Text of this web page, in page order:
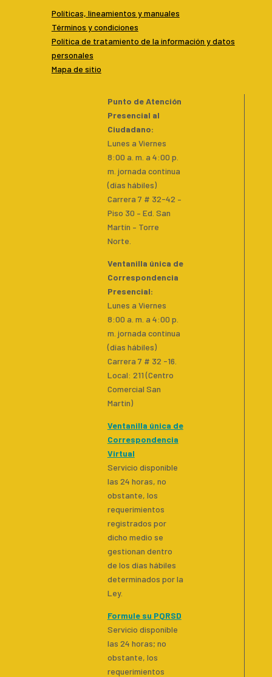
Políticas, lineamientos y manuales
Términos y condiciones
Política de tratamiento de la información y datos
personales
Mapa de sitio
Punto de Atención
Presencial al
Ciudadano:
Lunes a Viernes
8:00 a. m. a 4:00 p.
m. jornada continua
(días hábiles)
Carrera 7 # 32-42 –
Piso 30 – Ed. San
Martín – Torre
Norte.
Ventanilla única de
Correspondencia
Presencial:
Lunes a Viernes
8:00 a. m. a 4:00 p.
m. jornada continua
(días hábiles)
Carrera 7 # 32 -16.
Local: 211 (Centro
Comercial San
Martin)
Ventanilla única de
Correspondencia
Virtual
Servicio disponible
las 24 horas, no
obstante, los
requerimientos
registrados por
dicho medio se
gestionan dentro
de los días hábiles
determinados por la
Ley.
Formule su PQRSD
Servicio disponible
las 24 horas; no
obstante, los
requerimientos